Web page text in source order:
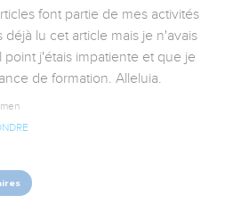
font partie de mes activités
déjà lu cet article mais je n'avais
point j'étais impatiente et que je
de formation. Alleluia.